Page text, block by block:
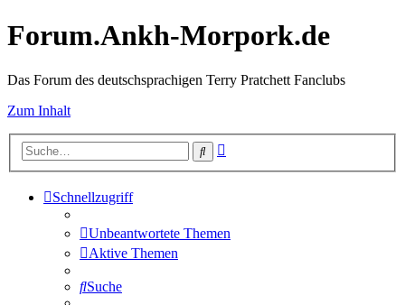
Forum.Ankh-Morpork.de
Das Forum des deutschsprachigen Terry Pratchett Fanclubs
Zum Inhalt
Suche
Schnellzugriff
Unbeantwortete Themen
Aktive Themen
Suche